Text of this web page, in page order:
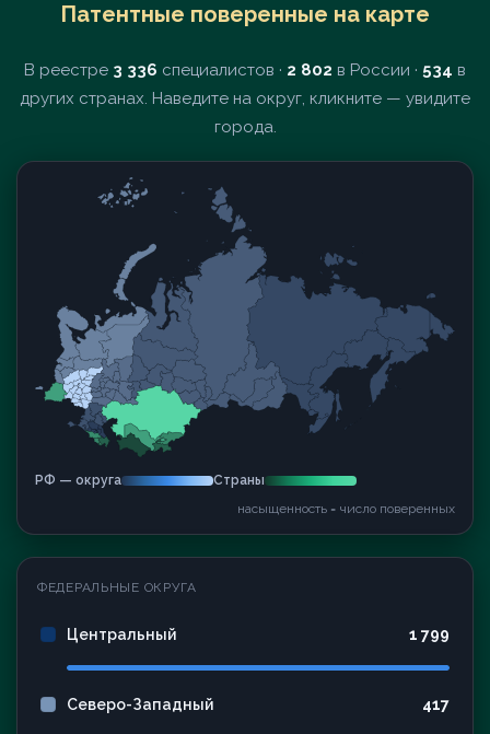
Патентные поверенные на карте
В реестре 3 336 специалистов · 2 802 в России · 534 в
других странах. Наведите на округ, кликните — увидите
города.
РФ — округа
Страны
насыщенность = число поверенных
ФЕДЕРАЛЬНЫЕ ОКРУГА
Центральный 1 799
Северо-Западный 417